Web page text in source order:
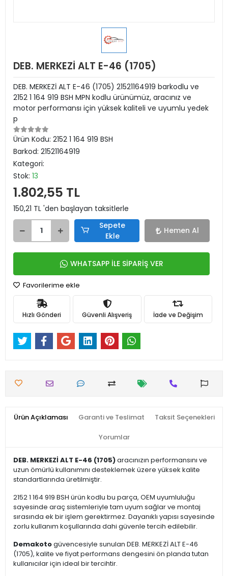
DEB. MERKEZİ ALT E-46 (1705)
DEB. MERKEZİ ALT E-46 (1705) 21521164919 barkodlu ve
2152 1 164 919 BSH MPN kodlu ürünümüz, aracınız ve
motor performansı için yüksek kaliteli ve uyumlu yedek
p
Ürün Kodu: 2152 1 164 919 BSH
Barkod: 21521164919
Kategori:
Stok: 13
1.802,55 TL
150,21 TL 'den başlayan taksitlerle
Sepete
Ekle
Hemen Al
WHATSAPP İLE SİPARİŞ VER
Favorilerime ekle
Hızlı Gönderi Güvenli Alışveriş İade ve Değişim
Ürün Açıklaması Garanti ve Teslimat Taksit Seçenekleri
Yorumlar
DEB. MERKEZİ ALT E-46 (1705)aracınızın performansını ve
uzun ömürlü kullanımını desteklemek üzere yüksek kalite
standartlarında üretilmiştir.
2152 1 164 919 BSH ürün kodlu bu parça, OEM uyumluluğu
sayesinde araç sistemleriyle tam uyum sağlar ve montaj
sırasında ek bir işlem gerektirmez. Dayanıklı yapısı sayesinde
zorlu kullanım koşullarında dahi güvenle tercih edilebilir.
Demakotogüvencesiyle sunulan DEB. MERKEZİ ALT E-46
(1705), kalite ve fiyat performans dengesini ön planda tutan
kullanıcılar için ideal bir tercihtir.